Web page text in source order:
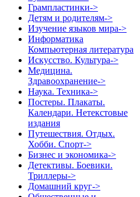
Грампластинки->
Детям и родителям->
Изучение языков мира->
Информатика
Компьютерная литература
Искусство. Культура->
Медицина.
Здравоохранение->
Наука. Техника->
Постеры. Плакаты.
Календари. Нетекстовые
издания
Путешествия. Отдых.
Хобби. Спорт->
Бизнес и экономика->
Детективы. Боевики.
Триллеры->
Домашний круг->